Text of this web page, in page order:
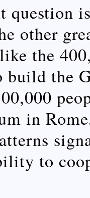
question
other
the
build the
in
to